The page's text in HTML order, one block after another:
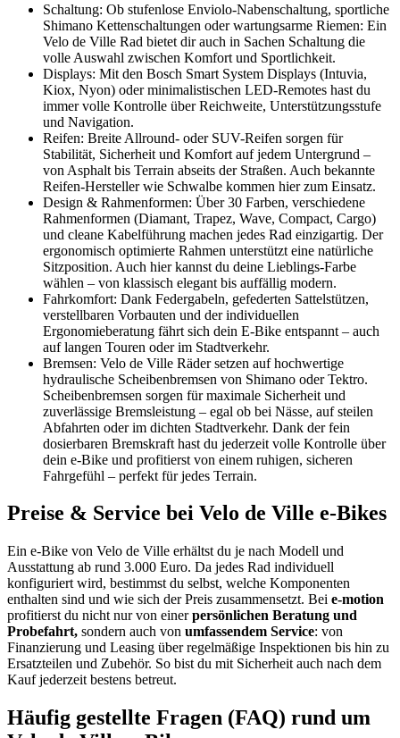
Schaltung: Ob stufenlose Enviolo-Nabenschaltung, sportliche
Shimano Kettenschaltungen oder wartungsarme Riemen: Ein
Velo de Ville Rad bietet dir auch in Sachen Schaltung die
volle Auswahl zwischen Komfort und Sportlichkeit.
Displays: Mit den Bosch Smart System Displays (Intuvia,
Kiox, Nyon) oder minimalistischen LED-Remotes hast du
immer volle Kontrolle über Reichweite, Unterstützungsstufe
und Navigation.
Reifen: Breite Allround- oder SUV-Reifen sorgen für
Stabilität, Sicherheit und Komfort auf jedem Untergrund –
von Asphalt bis Terrain abseits der Straßen. Auch bekannte
Reifen-Hersteller wie Schwalbe kommen hier zum Einsatz.
Design & Rahmenformen: Über 30 Farben, verschiedene
Rahmenformen (Diamant, Trapez, Wave, Compact, Cargo)
und cleane Kabelführung machen jedes Rad einzigartig. Der
ergonomisch optimierte Rahmen unterstützt eine natürliche
Sitzposition. Auch hier kannst du deine Lieblings-Farbe
wählen – von klassisch elegant bis auffällig modern.
Fahrkomfort: Dank Federgabeln, gefederten Sattelstützen,
verstellbaren Vorbauten und der individuellen
Ergonomieberatung fährt sich dein E-Bike entspannt – auch
auf langen Touren oder im Stadtverkehr.
Bremsen: Velo de Ville Räder setzen auf hochwertige
hydraulische Scheibenbremsen von Shimano oder Tektro.
Scheibenbremsen sorgen für maximale Sicherheit und
zuverlässige Bremsleistung – egal ob bei Nässe, auf steilen
Abfahrten oder im dichten Stadtverkehr. Dank der fein
dosierbaren Bremskraft hast du jederzeit volle Kontrolle über
dein e-Bike und profitierst von einem ruhigen, sicheren
Fahrgefühl – perfekt für jedes Terrain.
Preise & Service bei Velo de Ville e-Bikes
Ein e-Bike von Velo de Ville erhältst du je nach Modell und
Ausstattung ab rund 3.000 Euro. Da jedes Rad individuell
konfiguriert wird, bestimmst du selbst, welche Komponenten
enthalten sind und wie sich der Preis zusammensetzt. Bei e-motion
profitierst du nicht nur von einerpersönlichen Beratung und
Probefahrt, sondern auch von umfassendem Service: von
Finanzierung und Leasing über regelmäßige Inspektionen bis hin zu
Ersatzteilen und Zubehör. So bist du mit Sicherheit auch nach dem
Kauf jederzeit bestens betreut.
Häufig gestellte Fragen (FAQ) rund um